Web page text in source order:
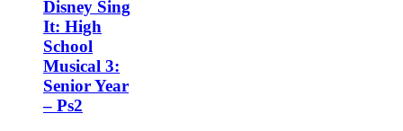
Disney Sing
It: High
School
Musical 3:
Senior Year
– Ps2